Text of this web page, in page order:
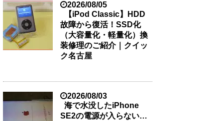
2026/08/05
【iPod Classic】HDD
故障から復活！SSD化
（大容量化・軽量化）換
装修理のご紹介｜クイッ
ク名古屋
2026/08/03
海で水没したiPhone
SE2の電源が入らない…